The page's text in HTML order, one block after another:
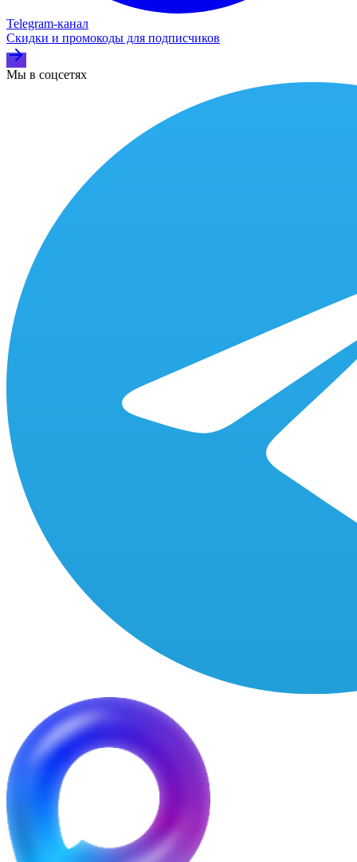
Telegram‑канал
Скидки и промокоды для подписчиков
Мы в соцсетях